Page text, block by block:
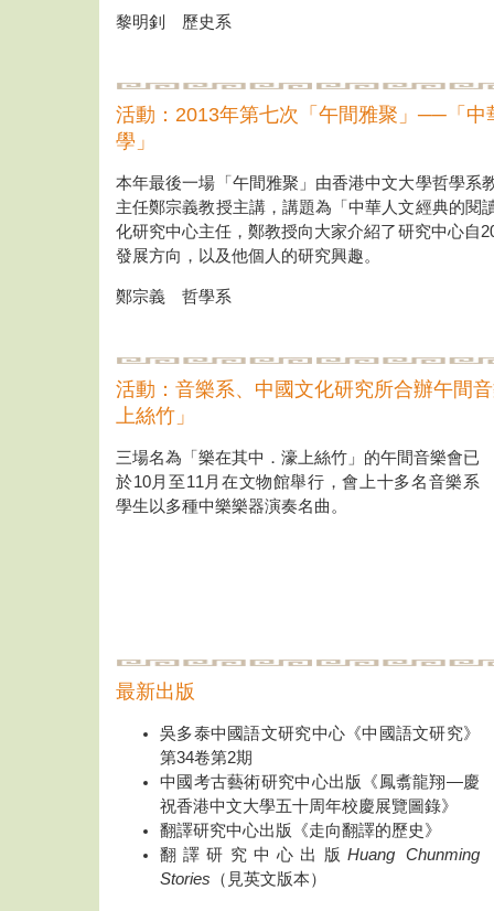
黎明釗 歷史系
活動：2013年第七次「午間雅聚」──「中
學」
本年最後一場「午間雅聚」由香港中文大學哲學系
主任鄭宗義教授主講，講題為「中華人文經典的閱
化研究中心主任，鄭教授向大家介紹了研究中心自
發展方向，以及他個人的研究興趣。
鄭宗義 哲學系
活動：音樂系、中國文化研究所合辦午間
上絲竹」
三場名為「樂在其中．濠上絲竹」的午間音樂會已
於10月至11月在文物館舉行，會上十多名音樂系
學生以多種中樂樂器演奏名曲。
最新出版
吳多泰中國語文研究中心《中國語文研究》
第34卷第2期
中國考古藝術研究中心出版《鳳翥龍翔—慶
祝香港中文大學五十周年校慶展覽圖錄》
翻譯研究中心出版《走向翻譯的歷史》
翻譯研究中心出版 Huang Chunming
Stories （見英文版本）